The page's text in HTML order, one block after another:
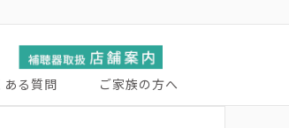
ある質問 ご家族の方へ